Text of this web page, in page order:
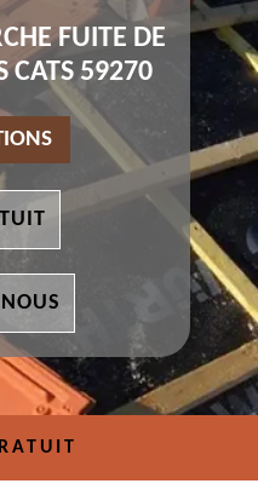
FUITE DE
CATS 59270